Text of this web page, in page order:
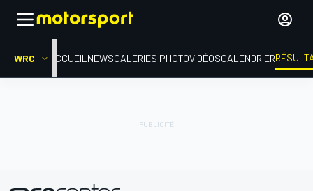
WRC ACCUEIL NEWSGALERIES PHOTOVIDÉOSCALENDRIER